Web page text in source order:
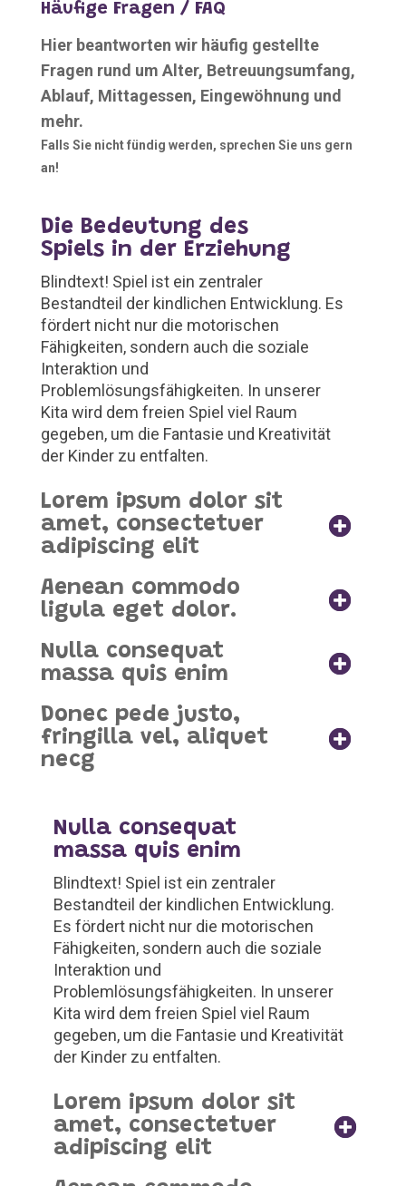
Häufige Fragen / FAQ
Hier beantworten wir häufig gestellte
Fragen rund um Alter, Betreuungsumfang,
Ablauf, Mittagessen, Eingewöhnung und
mehr.
Falls Sie nicht fündig werden, sprechen Sie uns gern
an!
Die Bedeutung des
Spiels in der Erziehung
Blindtext! Spiel ist ein zentraler
Bestandteil der kindlichen Entwicklung. Es
fördert nicht nur die motorischen
Fähigkeiten, sondern auch die soziale
Interaktion und
Problemlösungsfähigkeiten. In unserer
Kita wird dem freien Spiel viel Raum
gegeben, um die Fantasie und Kreativität
der Kinder zu entfalten.
Lorem ipsum dolor sit
amet, consectetuer
adipiscing elit
Aenean commodo
ligula eget dolor.
Nulla consequat
massa quis enim
Donec pede justo,
fringilla vel, aliquet
necg
Nulla consequat
massa quis enim
Blindtext! Spiel ist ein zentraler
Bestandteil der kindlichen Entwicklung.
Es fördert nicht nur die motorischen
Fähigkeiten, sondern auch die soziale
Interaktion und
Problemlösungsfähigkeiten. In unserer
Kita wird dem freien Spiel viel Raum
gegeben, um die Fantasie und Kreativität
der Kinder zu entfalten.
Lorem ipsum dolor sit
amet, consectetuer
adipiscing elit